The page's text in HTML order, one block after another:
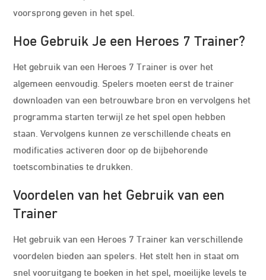
voorsprong geven in het spel.
Hoe Gebruik Je een Heroes 7 Trainer?
Het gebruik van een Heroes 7 Trainer is over het
algemeen eenvoudig. Spelers moeten eerst de trainer
downloaden van een betrouwbare bron en vervolgens het
programma starten terwijl ze het spel open hebben
staan. Vervolgens kunnen ze verschillende cheats en
modificaties activeren door op de bijbehorende
toetscombinaties te drukken.
Voordelen van het Gebruik van een
Trainer
Het gebruik van een Heroes 7 Trainer kan verschillende
voordelen bieden aan spelers. Het stelt hen in staat om
snel vooruitgang te boeken in het spel, moeilijke levels te